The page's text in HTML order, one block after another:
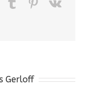
TumblrPinterest
Vk
Gerloff